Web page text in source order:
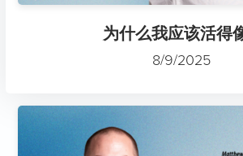
为什么我应该活得
8/9/2025